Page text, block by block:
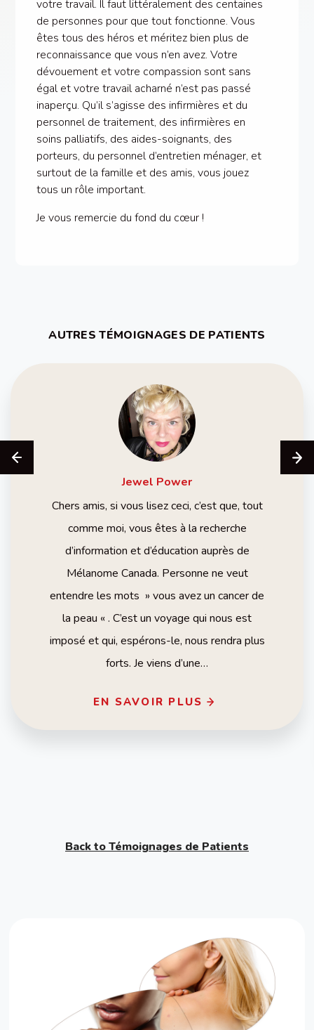
votre travail. Il faut littéralement des centaines
de personnes pour que tout fonctionne. Vous
êtes tous des héros et méritez bien plus de
reconnaissance que vous n’en avez. Votre
dévouement et votre compassion sont sans
égal et votre travail acharné n’est pas passé
inaperçu. Qu’il s’agisse des infirmières et du
personnel de traitement, des infirmières en
soins palliatifs, des aides-soignants, des
porteurs, du personnel d’entretien ménager, et
surtout de la famille et des amis, vous jouez
tous un rôle important.
Je vous remercie du fond du cœur !
AUTRES TÉMOIGNAGES DE PATIENTS
Jewel Power
Chers amis, si vous lisez ceci, c’est que, tout
comme moi, vous êtes à la recherche
d’information et d’éducation auprès de
Mélanome Canada. Personne ne veut
entendre les mots » vous avez un cancer de
la peau « . C’est un voyage qui nous est
imposé et qui, espérons-le, nous rendra plus
forts. Je viens d’une…
EN SAVOIR PLUS
Back to Témoignages de Patients